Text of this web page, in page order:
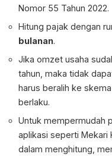
Nomor 55 Tahun 2022.
Hitung pajak dengan
bulanan.
Jika omzet usaha
tahun, maka tidak
harus beralih ke
berlaku.
Untuk mempermudah
aplikasi seperti Mekari
dalam menghitung,